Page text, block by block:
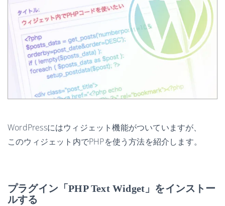
WordPressにはウィジェット機能がついていますが、
このウィジェット内でPHPを使う方法を紹介します。
プラグイン「PHP Text Widget」をインストー
ルする